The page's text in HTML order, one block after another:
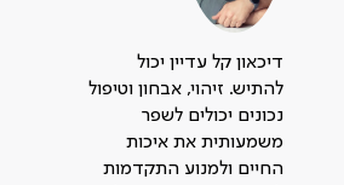
דיכאון קל עדיין יכול
להתיש. זיהוי, אבחון וטיפול
נכונים יכולים לשפר
משמעותית את איכות
החיים ולמנוע התקדמות